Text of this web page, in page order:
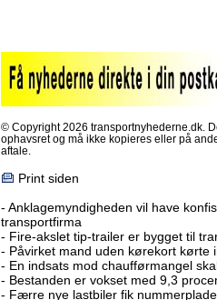
© Copyright 2026 transportnyhederne.dk.
ophavsret og må ikke kopieres eller på
aftale.
Print siden
- Anklagemyndigheden vil have
transportfirma
- Fire-akslet tip-trailer er bygget til
- Påvirket mand uden kørekort kørte
- En indsats mod chaufførmangel
- Bestanden er vokset med 9,3
- Færre nye lastbiler fik